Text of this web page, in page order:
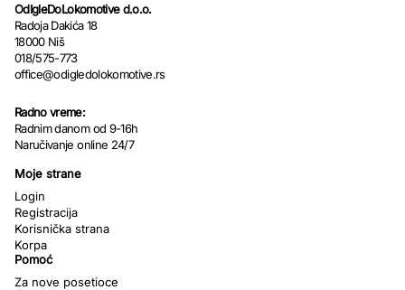
OdIgleDoLokomotive d.o.o.
Radoja Dakića 18
18000 Niš
018/575-773
office@odigledolokomotive.rs
Radno vreme:
Radnim danom od 9-16h
Naručivanje online 24/7
Moje strane
Login
Registracija
Korisnička strana
Korpa
Pomoć
Za nove posetioce